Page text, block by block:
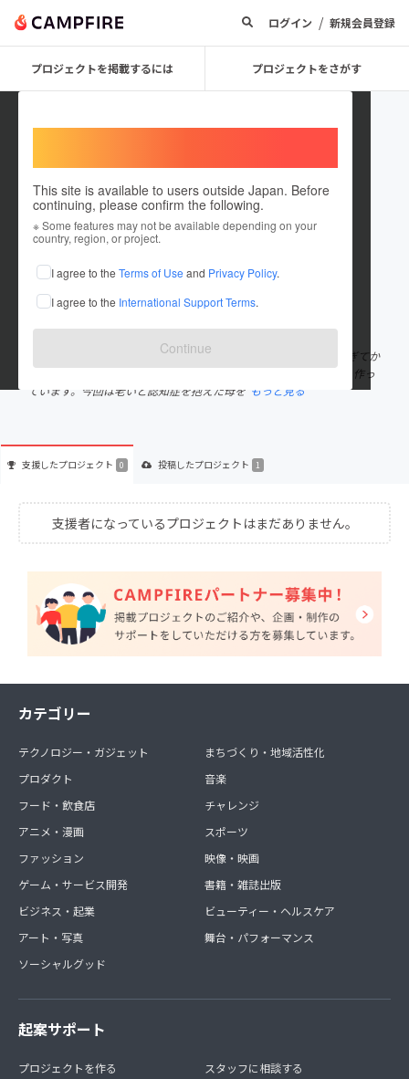
ログイン / 新規会員登録
プロジェクトを掲載するには プロジェクトをさがす
This site is available to users outside Japan. Before
continuing, please confirm the following.
※ Some features may not be available depending on your
country, region, or project.
I agree to the Terms of Use and Privacy Policy.
I agree to the International Support Terms.
Continue
99years
これまでに1件のプロジェクトを投稿しています
在住国：日本 現在地：神奈川県
出身国：日本 出身地：香川県
約半世紀に渡り様々な映像作品に携わってきました。 ６０歳を過ぎてか
ら障害者をはじめ弱い立場の人たちに寄り添ったﾄﾞｷｭﾒﾝﾀﾘｰ映画を 作っ
ています。今回は老いと認知症を抱えた母を もっと見る
支援したプロジェクト 0 投稿したプロジェクト 1
支援者になっているプロジェクトはまだありません。
カテゴリー
テクノロジー・ガジェット
プロダクト
フード・飲食店
アニメ・漫画
ファッション
ゲーム・サービス開発
ビジネス・起業
アート・写真
ソーシャルグッド
まちづくり・地域活性化
音楽
チャレンジ
スポーツ
映像・映画
書籍・雑誌出版
ビューティー・ヘルスケア
舞台・パフォーマンス
起案サポート
プロジェクトを作る
スタッフに相談する